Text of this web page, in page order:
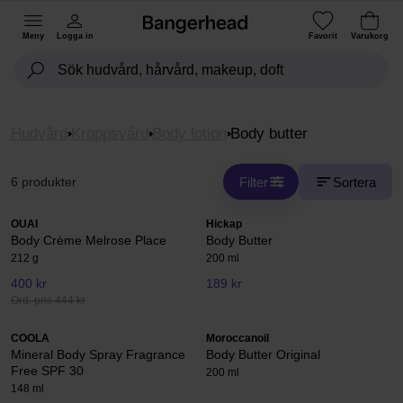
Meny Logga in Favorit Varukorg
Kroppsvård Body lotion Body butter
6 produkter Filter Sortera
OUAI
Body Crème Melrose Place
212 g
400 kr
Ord. pris 444 kr
Hickap
Body Butter
200 ml
189 kr
COOLA
Mineral Body Spray Fragrance
Free SPF 30
148 ml
Moroccanoil
Body Butter Original
200 ml